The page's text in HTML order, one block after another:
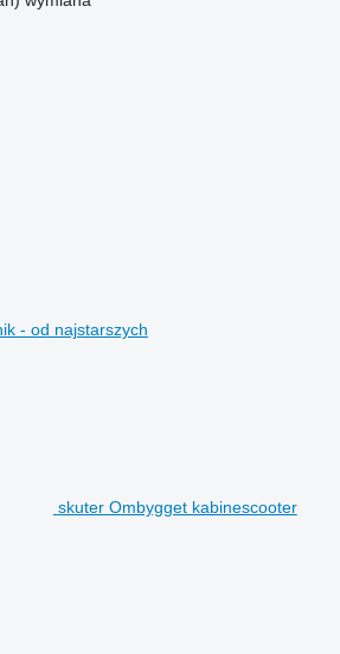
- od najstarszych
skuter Ombygget kabinescooter